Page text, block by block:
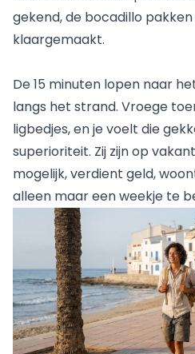
gekend, de bocadillo
klaargemaakt.
De 15 minuten lopen naar
langs het strand. Vroege
ligbedjes, en je voelt die
superioriteit. Zij zijn op
mogelijk, verdient geld,
alleen maar een weekje te